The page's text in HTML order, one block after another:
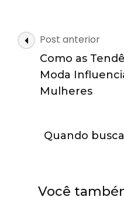
Navegação
de
posts
Post anterior
Como as
Moda
Mulheres
Quando
Você